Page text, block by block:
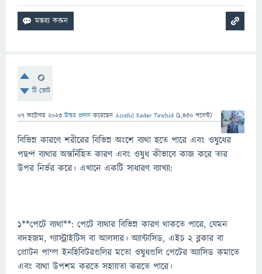
0
টি ভোট
07 অক্টোবর 2023 উত্তর প্রদান করেছেন Asraful Kader Tawhid (1,450 পয়েন্ট)
বিভিন্ন কারণে শরীরের বিভিন্ন অংশে ব্যথা হতে পারে এবং ওষুধের
পছন্দ ব্যথার অন্তর্নিহিত কারণ এবং ওষুধ কীভাবে কাজ করে তার
উপর নির্ভর করে। এখানে একটি সাধারণ ব্যাখ্যা:
1**পেটে ব্যথা**: পেটে ব্যথার বিভিন্ন কারণ থাকতে পারে, যেমন
বদহজম, গ্যাস্ট্রাইটিস বা আলসার। অ্যান্টাসিড, এইচ 2 ব্লকার বা
প্রোটন পাম্প ইনহিবিটরগুলির মতো ওষুধগুলি পেটের অ্যাসিড কমাতে
এবং ব্যথা উপশম করতে সহায়তা করতে পারে।